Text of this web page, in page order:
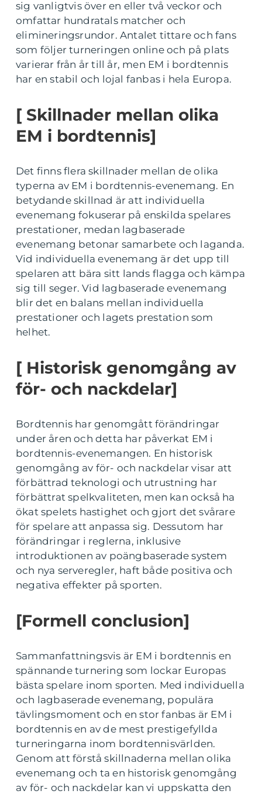
sig vanligtvis över en eller två veckor och
omfattar hundratals matcher och
elimineringsrundor. Antalet tittare och fans
som följer turneringen online och på plats
varierar från år till år, men EM i bordtennis
har en stabil och lojal fanbas i hela Europa.
[ Skillnader mellan olika
EM i bordtennis]
Det finns flera skillnader mellan de olika
typerna av EM i bordtennis-evenemang. En
betydande skillnad är att individuella
evenemang fokuserar på enskilda spelares
prestationer, medan lagbaserade
evenemang betonar samarbete och laganda.
Vid individuella evenemang är det upp till
spelaren att bära sitt lands flagga och kämpa
sig till seger. Vid lagbaserade evenemang
blir det en balans mellan individuella
prestationer och lagets prestation som
helhet.
[ Historisk genomgång av
för- och nackdelar]
Bordtennis har genomgått förändringar
under åren och detta har påverkat EM i
bordtennis-evenemangen. En historisk
genomgång av för- och nackdelar visar att
förbättrad teknologi och utrustning har
förbättrat spelkvaliteten, men kan också ha
ökat spelets hastighet och gjort det svårare
för spelare att anpassa sig. Dessutom har
förändringar i reglerna, inklusive
introduktionen av poängbaserade system
och nya serveregler, haft både positiva och
negativa effekter på sporten.
[Formell conclusion]
Sammanfattningsvis är EM i bordtennis en
spännande turnering som lockar Europas
bästa spelare inom sporten. Med individuella
och lagbaserade evenemang, populära
tävlingsmoment och en stor fanbas är EM i
bordtennis en av de mest prestigefyllda
turneringarna inom bordtennisvärlden.
Genom att förstå skillnaderna mellan olika
evenemang och ta en historisk genomgång
av för- och nackdelar kan vi uppskatta den